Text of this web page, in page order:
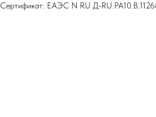
Сертификат: ЕАЭС N RU Д-